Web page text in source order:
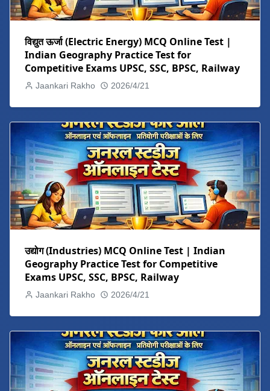
विद्युत ऊर्जा (Electric Energy) MCQ Online Test |
Indian Geography Practice Test for
Competitive Exams UPSC, SSC, BPSC, Railway
Jaankari Rakho 2026/4/21
उद्योग (Industries) MCQ Online Test | Indian
Geography Practice Test for Competitive
Exams UPSC, SSC, BPSC, Railway
Jaankari Rakho 2026/4/21